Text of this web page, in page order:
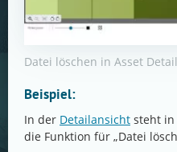
Datei löschen in Asset
Beispiel:
In der Detailansicht steht
die Funktion für „Datei